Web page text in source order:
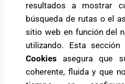
resultados a mostrar
búsqueda de rutas o el
sitio web en función del
utilizando. Esta
Cookies asegura que
coherente, fluida y que